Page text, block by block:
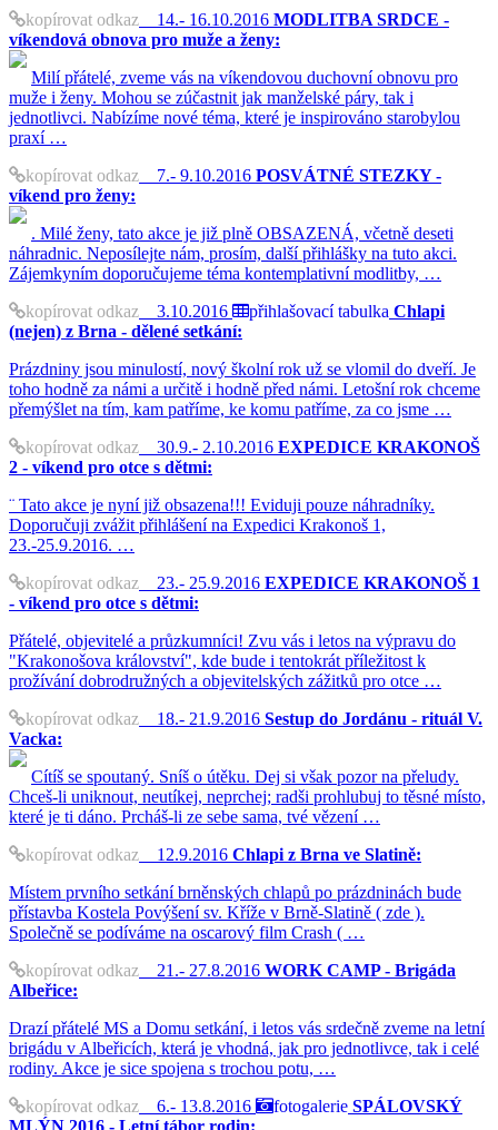
kopírovat odkaz 14.- 16.10.2016 MODLITBA SRDCE -
víkendová obnova pro muže a ženy:
Milí přátelé, zveme vás na víkendovou duchovní obnovu pro
muže i ženy. Mohou se zúčastnit jak manželské páry, tak i
jednotlivci. Nabízíme nové téma, které je inspirováno starobylou
praxí …
kopírovat odkaz 7.- 9.10.2016 POSVÁTNÉ STEZKY -
víkend pro ženy:
. Milé ženy, tato akce je již plně OBSAZENÁ, včetně deseti
náhradnic. Neposílejte nám, prosím, další přihlášky na tuto akci.
Zájemkyním doporučujeme téma kontemplativní modlitby, …
kopírovat odkaz 3.10.2016 přihlašovací tabulka Chlapi
(nejen) z Brna - dělené setkání:
Prázdniny jsou minulostí, nový školní rok už se vlomil do dveří. Je
toho hodně za námi a určitě i hodně před námi. Letošní rok chceme
přemýšlet na tím, kam patříme, ke komu patříme, za co jsme …
kopírovat odkaz 30.9.- 2.10.2016 EXPEDICE KRAKONOŠ
2 - víkend pro otce s dětmi:
¨ Tato akce je nyní již obsazena!!! Eviduji pouze náhradníky.
Doporučuji zvážit přihlášení na Expedici Krakonoš 1,
23.-25.9.2016. …
kopírovat odkaz 23.- 25.9.2016 EXPEDICE KRAKONOŠ 1
- víkend pro otce s dětmi:
Přátelé, objevitelé a průzkumníci! Zvu vás i letos na výpravu do
"Krakonošova království", kde bude i tentokrát příležitost k
prožívání dobrodružných a objevitelských zážitků pro otce …
kopírovat odkaz 18.- 21.9.2016 Sestup do Jordánu - rituál V.
Vacka:
Cítíš se spoutaný. Sníš o útěku. Dej si však pozor na přeludy.
Chceš-li uniknout, neutíkej, neprchej; radši prohlubuj to těsné místo,
které je ti dáno. Prcháš-li ze sebe sama, tvé vězení …
kopírovat odkaz 12.9.2016 Chlapi z Brna ve Slatině:
Místem prvního setkání brněnských chlapů po prázdninách bude
přístavba Kostela Povýšení sv. Kříže v Brně-Slatině ( zde ).
Společně se podíváme na oscarový film Crash ( …
kopírovat odkaz 21.- 27.8.2016 WORK CAMP - Brigáda
Albeřice:
Drazí přátelé MS a Domu setkání, i letos vás srdečně zveme na letní
brigádu v Albeřicích, která je vhodná, jak pro jednotlivce, tak i celé
rodiny. Akce je sice spojena s trochou potu, …
kopírovat odkaz 6.- 13.8.2016 fotogalerie SPÁLOVSKÝ